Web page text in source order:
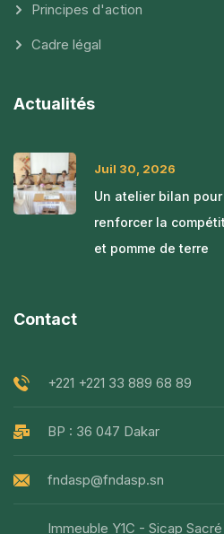
Principes d'action
Cadre légal
Actualités
Juil 30, 2026
Un atelier bilan
renforcer la
et pomme de terre
Contact
+221 +221 33 889 68 89
BP : 36 047 Dakar
fndasp@fndasp.sn
Immeuble Y1C - Sicap